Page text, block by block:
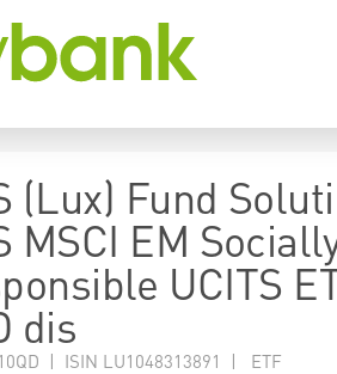
(Lux) Fund
MSCI EM
UCITS
dis
| ISIN LU1048313891 | ETF